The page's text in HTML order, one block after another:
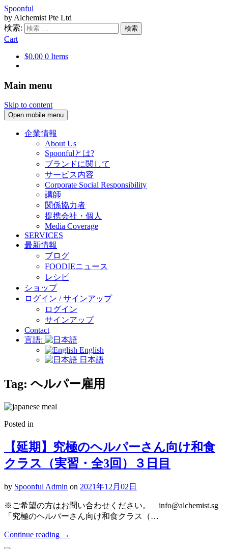
Spoonful
by Alchemist Pte Ltd
検索:
Cart
$0.00 0 Items
Main menu
Skip to content
Open mobile menu
企業情報
About Us
Spoonfulとは?
ブランドに関して
サービス内容
Corporate Social Responsibility
講師
関係協力者
提携会社・個人
Media Coverage
SERVICES
最新情報
ブログ
FOODIEニュース
レシピ
ショップ
ログイン / サインアップ
ログイン
サインアップ
Contact
言語:
English
日本語
Tag: ヘルパー雇用
Posted in
【延期】究極のヘルパーさん向け和食
クラス（実習・全3回）３日目
by Spoonful Admin on 2021年12月02日
※ご希望の方はお問い合わせください。 info@alchemist.sg
「究極のヘルパーさん向け和食クラス（…
Continue reading →